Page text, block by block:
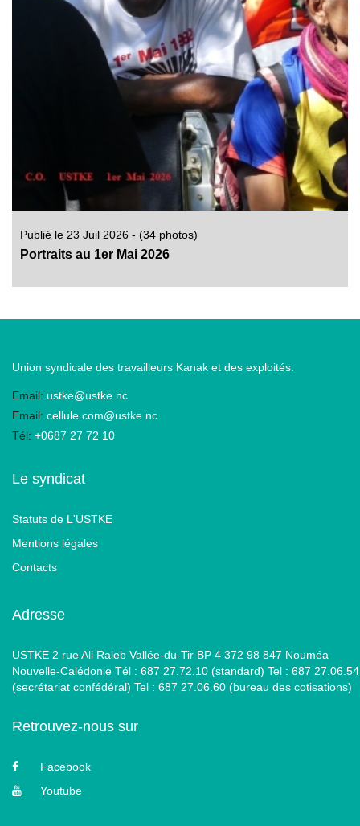
Publié le 23 Juil 2026 - (34 photos)
Portraits au 1er Mai 2026
Union syndicale des travailleurs Kanak et des exploités.
Email: ustke@ustke.nc
Email: cellule.com@ustke.nc
Tél: +0687 27 72 10
Le syndicat
Statuts de L'USTKE
Mentions légales
Contacts
Adresse
USTKE 2 rue Ali Raleb Vallée-du-Tir BP 4 372 98 847 Nouméa
Nouvelle-Calédonie Tél : 687 27.72.10 (standard) Tel : 687 27.06.54
(secrétariat confédéral) Tel : 687 27.06.60 (bureau des cotisations)
Retrouvez-nous sur
Facebook
Youtube